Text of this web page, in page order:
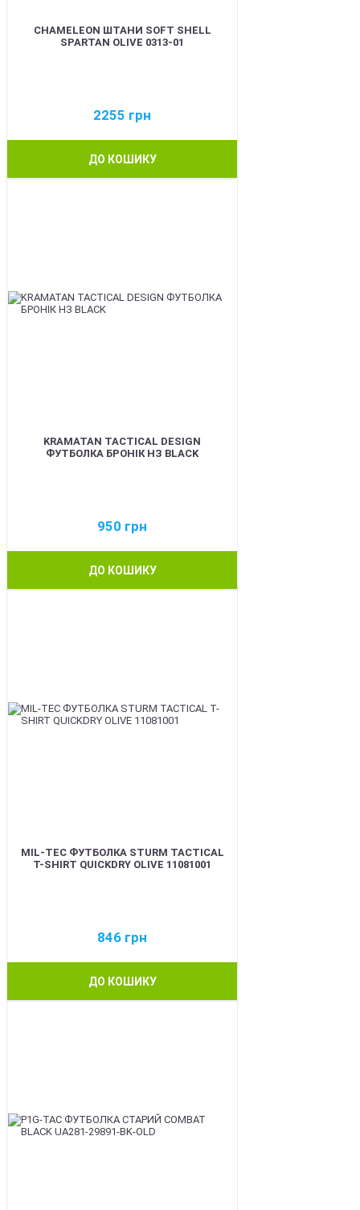
CHAMELEON ШТАНИ SOFT SHELL
SPARTAN OLIVE 0313-01
2255 грн
ДО КОШИКУ
KRAMATAN TACTICAL DESIGN
ФУТБОЛКА БРОНІК НЗ BLACK
950 грн
ДО КОШИКУ
MIL-TEC ФУТБОЛКА STURM TACTICAL
T-SHIRT QUICKDRY OLIVE 11081001
846 грн
ДО КОШИКУ